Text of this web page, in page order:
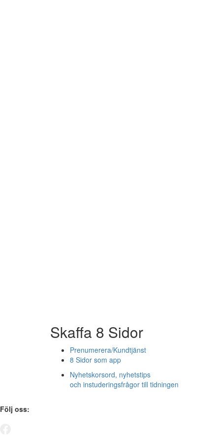
Skaffa 8 Sidor
Prenumerera/Kundtjänst
8 Sidor som app
Nyhetskorsord, nyhetstips
och instuderingsfrågor till tidningen
Följ oss: